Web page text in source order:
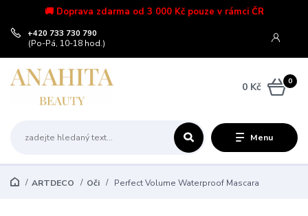
🚚 Doprava zdarma od 3 000 Kč pouze v rámci ČR
Menu
+420 733 730 790
(Po-Pá, 10-18 hod.)
0
0 Kč
ARTDECO Oči Perfect Volume Waterproof Mascara